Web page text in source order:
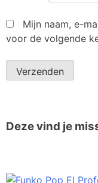
Mijn naam, e-
voor de volgende
Deze vind je